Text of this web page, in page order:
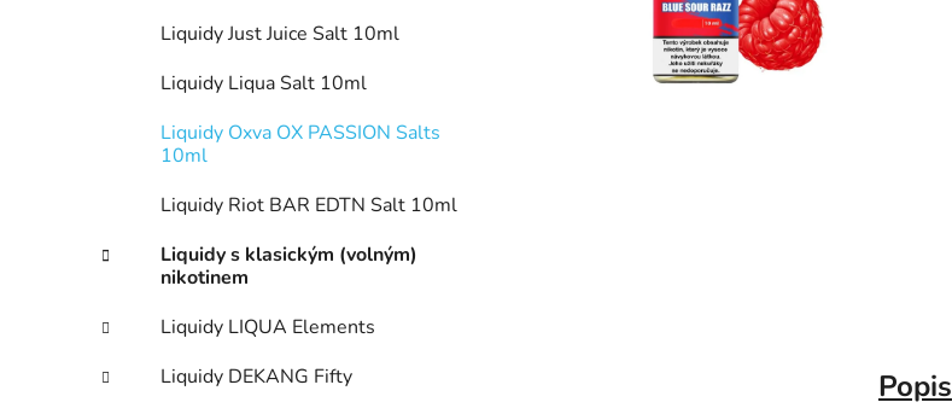
Liquidy Just Juice Salt 10ml
Liquidy Liqua Salt 10ml
Liquidy Oxva OX PASSION Salts
10ml
Liquidy Riot BAR EDTN Salt 10ml
Liquidy s klasickým (volným)
nikotinem
Liquidy LIQUA Elements
Liquidy DEKANG Fifty
Popis